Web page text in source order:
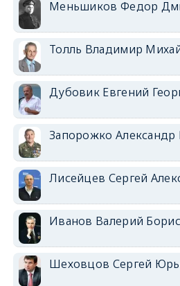
Меньшиков Федор
Толль Владимир
Дубовик Евгений
Запорожко Александр
Лисейцев Сергей
Иванов Валерий
Шеховцов Сергей